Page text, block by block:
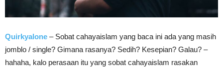
Quirkyalone – Sobat cahayaislam yang baca ini ada yang masih
jomblo / single? Gimana rasanya? Sedih? Kesepian? Galau? –
hahaha, kalo perasaan itu yang sobat cahayaislam rasakan